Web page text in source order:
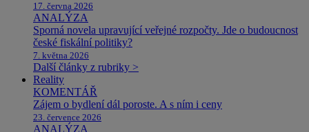
17. června 2026
ANALÝZA
Sporná novela upravující veřejné rozpočty. Jde o budoucnost
české fiskální politiky?
7. května 2026
Další články z rubriky >
Reality
KOMENTÁŘ
Zájem o bydlení dál poroste. A s ním i ceny
23. července 2026
ANALÝZA